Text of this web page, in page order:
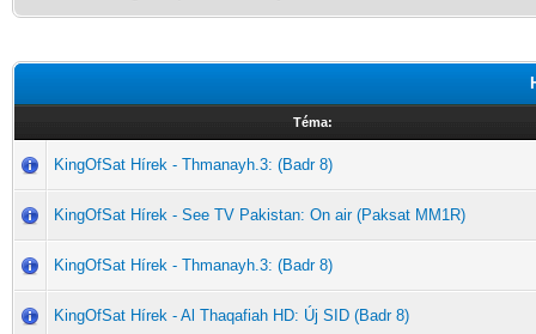
Téma:
KingOfSat Hírek - Thmanayh.3: (Badr 8)
KingOfSat Hírek - See TV Pakistan: On air (Paksat MM1R)
KingOfSat Hírek - Thmanayh.3: (Badr 8)
KingOfSat Hírek - Al Thaqafiah HD: Új SID (Badr 8)